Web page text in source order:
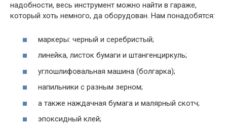
надобности, весь инструмент можно найти в гараже,
который хоть немного, да оборудован. Нам понадобятся:
маркеры: черный и серебристый;
линейка, листок бумаги и штангенциркуль;
углошлифовальная машина (болгарка);
напильники с разным зерном;
а также наждачная бумага и малярный скотч;
эпоксидный клей;